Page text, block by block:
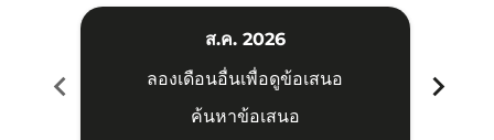
chevron_left
ส.ค. 2026
ลองเดือนอื่นเพื่อดูข้อเสนอ
ค้นหาข้อเสนอ
chevron_right